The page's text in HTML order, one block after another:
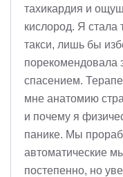
тахикардия и
кислород. Я стала
такси, лишь бы
порекомендовала
спасением.
мне анатомию
и почему я
панике. Мы
автоматические
постепенно, но